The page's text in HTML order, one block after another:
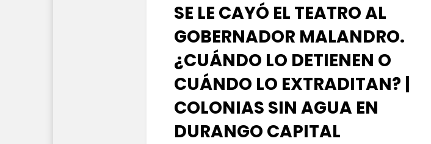
SE LE CAYÓ EL TEATRO AL
GOBERNADOR MALANDRO.
¿CUÁNDO LO DETIENEN O
CUÁNDO LO EXTRADITAN? |
COLONIAS SIN AGUA EN
DURANGO CAPITAL